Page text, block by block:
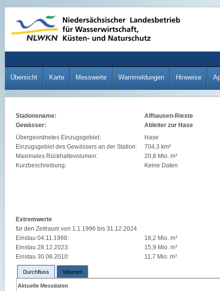
Übersicht Karte Messwerte Warnmeldungen Hinweise
Stationsname:
Alfhausen-Rieste
Gewässer:
Ableiter zur Hase
Übergeordnetes Einzugsgebiet:
Hase
Einzugsgebiet des Gewässers an der Station:
704,3 km²
Maximales Rückhaltevolumen:
20,8 Mio. m³
Kurzbeschreibung:
Keine Daten
Extremwerte
für den Zeitraum von 1.1.1996 bis 31.12.2024
Einstau 04.11.1998:
18,2 Mio. m³
Einstau 28.12.2023:
15,9 Mio. m³
Einstau 30.08.2010:
11,7 Mio. m³
Durchfluss Volumen
Aktuelle Messdaten